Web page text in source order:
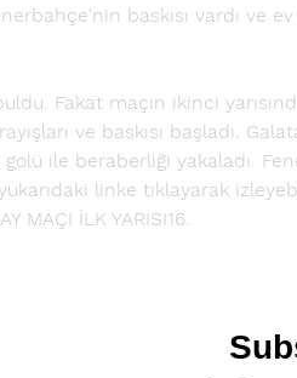
baskısı vardı ve
Fakat maçın ikinci
ve baskısı başladı.
ile beraberliği yakaladı.
linke tıklayarak
MAÇI İLK YARISI16.
Fenerbahçe’nin atağında
topla buluşan Nani’nin
30 metreden Nani’nin
kornere çeldi. 29. dakikada